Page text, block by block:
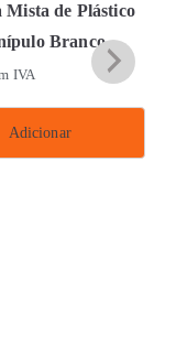
de Plástico
Branco
IVA
Adicionar